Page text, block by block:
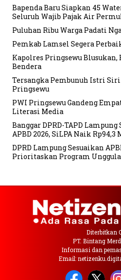
Bapenda Baru Siapkan 45
Seluruh Wajib Pajak Air
Puluhan Ribu Warga Padati
Pemkab Lamsel Segera
Kapolres Pringsewu Blusukan,
Bendera
Tersangka Pembunuh Istri
Pringsewu
PWI Pringsewu Gandeng
Literasi Media
Banggar DPRD-TAPD
APBD 2026, SiLPA Naik
DPRD Lampung Sesuaikan
Prioritaskan Program
Diterbitkan
PT. Bintang
Informasi dan
Email: